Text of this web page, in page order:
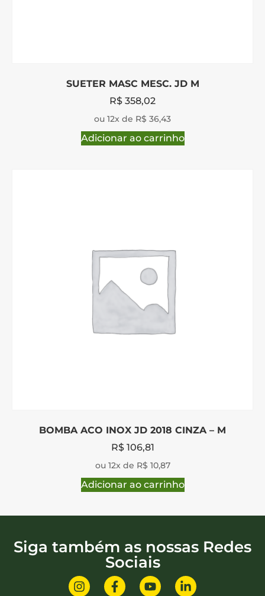
SUETER MASC MESC. JD M
R$ 358,02
ou 12x de R$ 36,43
Adicionar ao carrinho
BOMBA ACO INOX JD 2018 CINZA – M
R$106,81
ou 12x de R$ 10,87
Adicionar ao carrinho
Siga também as nossas Redes
Sociais